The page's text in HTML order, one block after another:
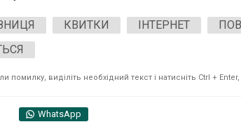
КВИТКИ ІНТЕРНЕТ
помилку, виділіть необхідний текст і натисніть Ctrl +
WhatsApp